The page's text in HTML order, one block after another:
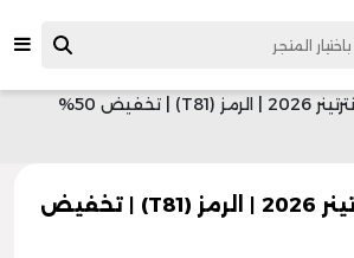
كود خصم انترتينر 2026 | الرمز (T81) | تخفيض 50%
كود خصم انترتينر 2026 | الرمز (T81) | تخفيض